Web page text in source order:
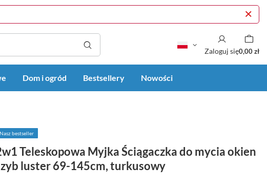
Zaloguj się0,00 zł
Dom i ogród Bestsellery Nowości
Nasz bestseller
Teleskopowa Myjka Ściągaczka do mycia okien
luster 69-145cm, turkusowy